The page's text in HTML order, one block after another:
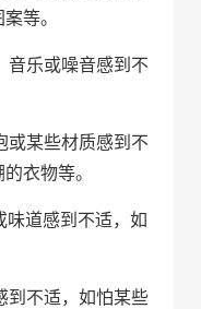
等。
音乐或噪音感到不
或某些材质感到不
衣物等。
味道感到不适，如
到不适，如怕某些